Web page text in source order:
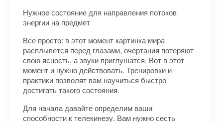
Нужное состояние для направления потоков
энергии на предмет
Все просто: в этот момент картинка мира
расплывется перед глазами, очертания потеряют
свою ясность, а звуки приглушатся. Вот в этот
момент и нужно действовать. Тренировки и
практики позволят вам научиться быстро
достигать такого состояния.
Для начала давайте определим ваши
способности к телекинезу. Вам нужно сесть